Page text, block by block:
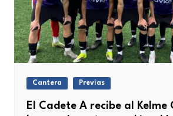
Cantera Previas
El Cadete A recibe al Kelme